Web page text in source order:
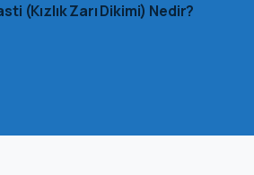
(Kızlık Zarı Dikimi) Nedir?